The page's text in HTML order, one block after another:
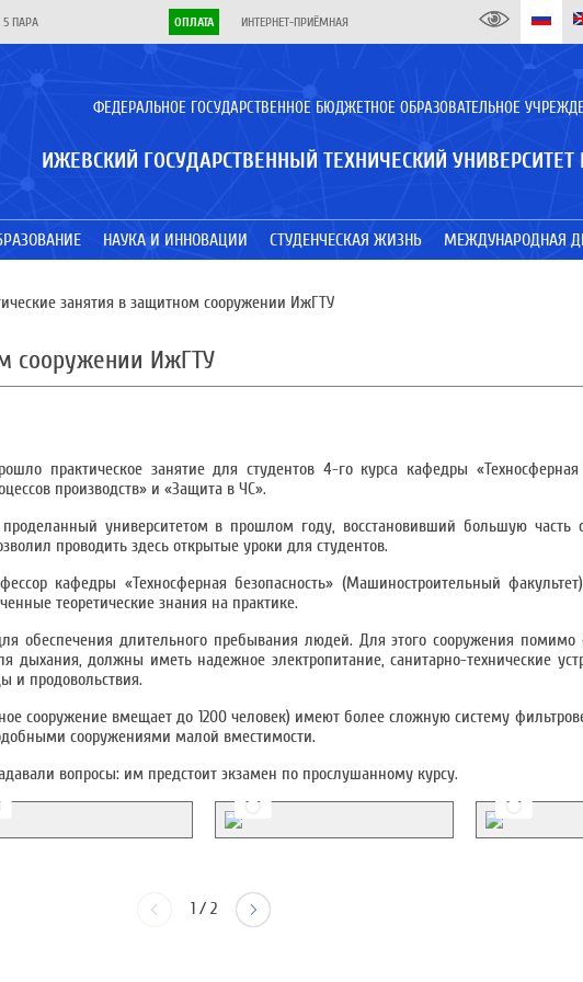
5 ПАРА ОПЛАТА ИНТЕРНЕТ-ПРИЁМНАЯ
ФЕДЕРАЛЬНОЕ ГОСУДАРСТВЕННОЕ БЮДЖЕТНОЕ ОБРАЗОВАТЕЛЬНОЕ
ИЖЕВСКИЙ ГОСУДАРСТВЕННЫЙ ТЕХНИЧЕСКИЙ
НАУКА И ИННОВАЦИИ СТУДЕНЧЕСКАЯ ЖИЗНЬ МЕЖДУНАРОДНАЯ
занятия в защитном сооружении ИжГТУ
сооружении ИжГТУ
практическое занятие для студентов 4-го курса кафедры «Техносферная
производств» и «Защита в ЧС».
университетом в прошлом году, восстановивший большую часть
проводить здесь открытые уроки для студентов.
кафедры «Техносферная безопасность» (Машиностроительный
теоретические знания на практике.
обеспечения длительного пребывания людей. Для этого сооружения помимо
должны иметь надежное электропитание, санитарно-технические
и продовольствия.
сооружение вмещает до 1200 человек) имеют более сложную систему
сооружениями малой вместимости.
вопросы: им предстоит экзамен по прослушанному курсу.
1 / 2